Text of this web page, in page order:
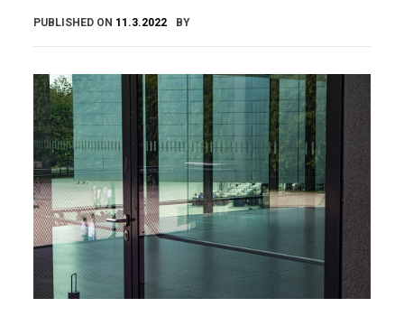
PUBLISHED ON 11.3.2022 BY